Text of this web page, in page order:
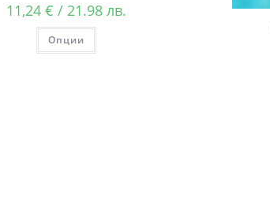
11,24 € / 21.98 лв.
Опции